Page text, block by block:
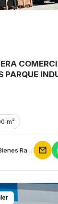
m²
Galceb Group Bienes Raices